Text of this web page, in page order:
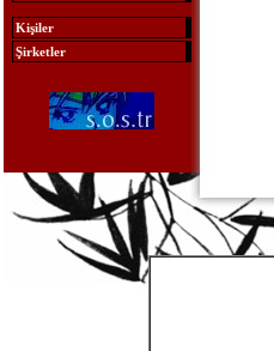
Kişiler
Şirketler